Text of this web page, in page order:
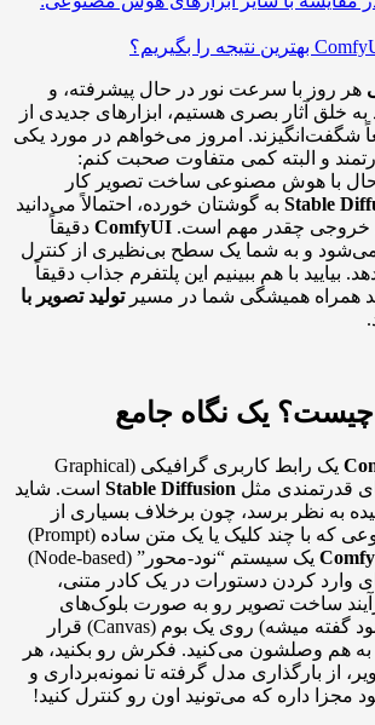
هر روز با سرعت نور در حال پیشرفته، و
به خلق آثار بصری هستیم، ابزارهای جدیدی از
شگفت‌انگیزند. امروز می‌خواهم در مورد یکی
و البته کمی متفاوت صحبت کنم:
حال با هوش مصنوعی ساخت تصویر کار
Stable به گوشتان خورده، احتمالاً می‌دانید
خروجی چقدر مهم است. ComfyUI دقیقاً
و به شما یک سطح بی‌نظیری از کنترل
بیایید با هم ببینیم این پلتفرم جذاب دقیقاً
همراه همیشگی شما در مسیرتولید تصویر با
یک رابط کاربری گرافیکی (Graphical
Stable Diffusion است. شاید
به نظر برسد، چون برخلاف بسیاری از
ابزارهای هوش مصنوعی که با چند کلیک یا یک متن ساده (Prompt)
یک سیستم “نود-محور” (Node-based)
وارد کردن دستورات در یک کادر متنی،
ساخت تصویر رو به صورت بلوک‌های
جداگانه (که بهشون نود گفته میشه) روی یک بوم (Canvas) قرار
به هم وصلشون می‌کنید. فکرش رو بکنید، هر
از بارگذاری مدل گرفته تا نمونه‌برداری و
مجزا داره که می‌تونید اون رو کنترل کنید!